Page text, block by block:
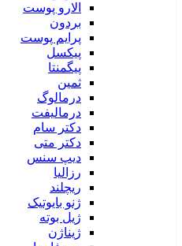
الارو پوست
بردون
پرایم پوست
پیکسل
پیگمنتا
ثمین
درمالوگ
درمالیفت
دکتر سام
دکتر متی
دیپ سنس
رزالیا
ریچلند
ژنو بایوتیک
ژیل بوته
ژیناژن